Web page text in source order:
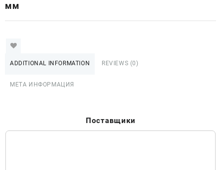
мм
ADDITIONAL INFORMATION REVIEWS (0)
МЕТА ИНФОРМАЦИЯ
Поставщики